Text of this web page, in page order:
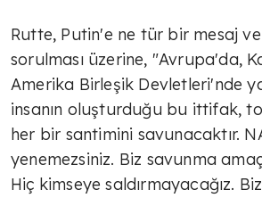
Rutte, Putin'e ne tür bir mesaj
sorulması üzerine, "Avrupa'da,
Amerika Birleşik Devletleri'nde
insanın oluşturduğu bu ittifak,
her bir santimini savunacaktır.
yenemezsiniz. Biz savunma
Hiç kimseye saldırmayacağız.